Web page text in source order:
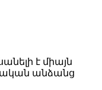
է միայն
անձանց